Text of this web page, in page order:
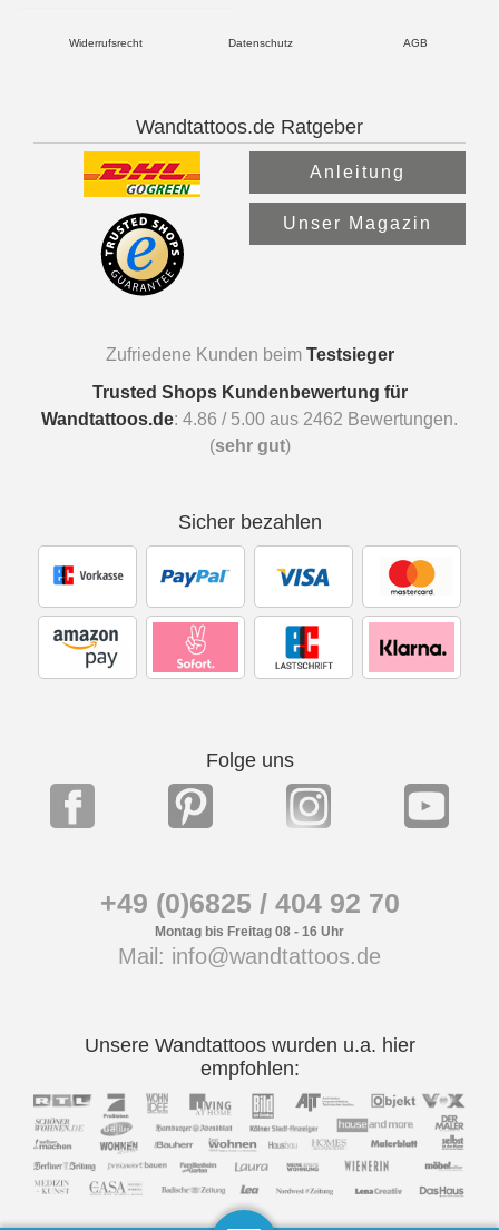
Widerrufsrecht Datenschutz AGB
Wandtattoos.de Ratgeber
Anleitung
Unser Magazin
Zufriedene Kunden beim Testsieger
Trusted Shops Kundenbewertung für
Wandtattoos.de: 4.86 / 5.00 aus 2462 Bewertungen.
(sehr gut)
Sicher bezahlen
Folge uns
+49 (0)6825 / 404 92 70
Montag bis Freitag 08 - 16 Uhr
Mail: info@wandtattoos.de
Unsere Wandtattoos wurden u.a. hier
empfohlen: